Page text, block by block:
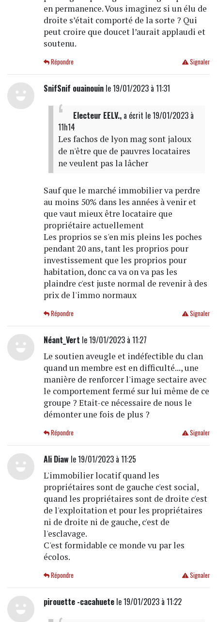
en permanence. Vous imaginez si un élu de
droite s’était comporté de la sorte ? Qui
peut croire que doucet l’aurait applaudi et
soutenu.
Signaler
Répondre
SnifSnif ouainouinle 19/01/2023 à 11:31
Electeur EELV.,a écrit le 19/01/2023 à
11h14
Les fachos de lyon mag sont jaloux
de n'être que de pauvres locataires
ne veulent pas la lâcher
Sauf que le marché immobilier va perdre
au moins 50% dans les années à venir et
que vaut mieux être locataire que
propriétaire actuellement
Les proprios se s'en mis pleins les poches
pendant 20 ans, tant les proprios pour
investissement que les proprios pour
habitation, donc ca va on va pas les
plaindre c'est juste normal de revenir à des
prix de l'immo normaux
Signaler
Répondre
Néant_Vert le 19/01/2023 à 11:27
Le soutien aveugle et indéfectible du clan
quand un membre est en difficulté..., une
manière de renforcer l'image sectaire avec
le comportement fermé sur lui même de ce
groupe ? Etait-ce nécessaire de nous le
démonter une fois de plus ?
Signaler
Répondre
Ali Diawle 19/01/2023 à 11:25
L'immobilier locatif quand les
propriétaires sont de gauche c'est social,
quand les propriétaires sont de droite c'est
de l'exploitation et pour les propriétaires
ni de droite ni de gauche, c'est de
l'esclavage.
C'est formidable ce monde vu par les
écolos.
Signaler
Répondre
pirouette -cacahuetele 19/01/2023 à 11:22